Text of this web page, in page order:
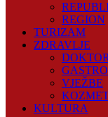
REGION
TURIZAM
ZDRAVLJE
DOKTOR
GASTRO
VJEŽBE
KULTURA